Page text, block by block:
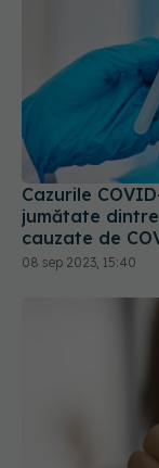
Cazurile
jumătate
cauzate de
08 sep 2023, 15:40